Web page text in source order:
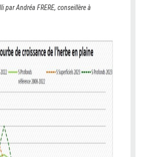
par Andréa FRERE, conseillère à